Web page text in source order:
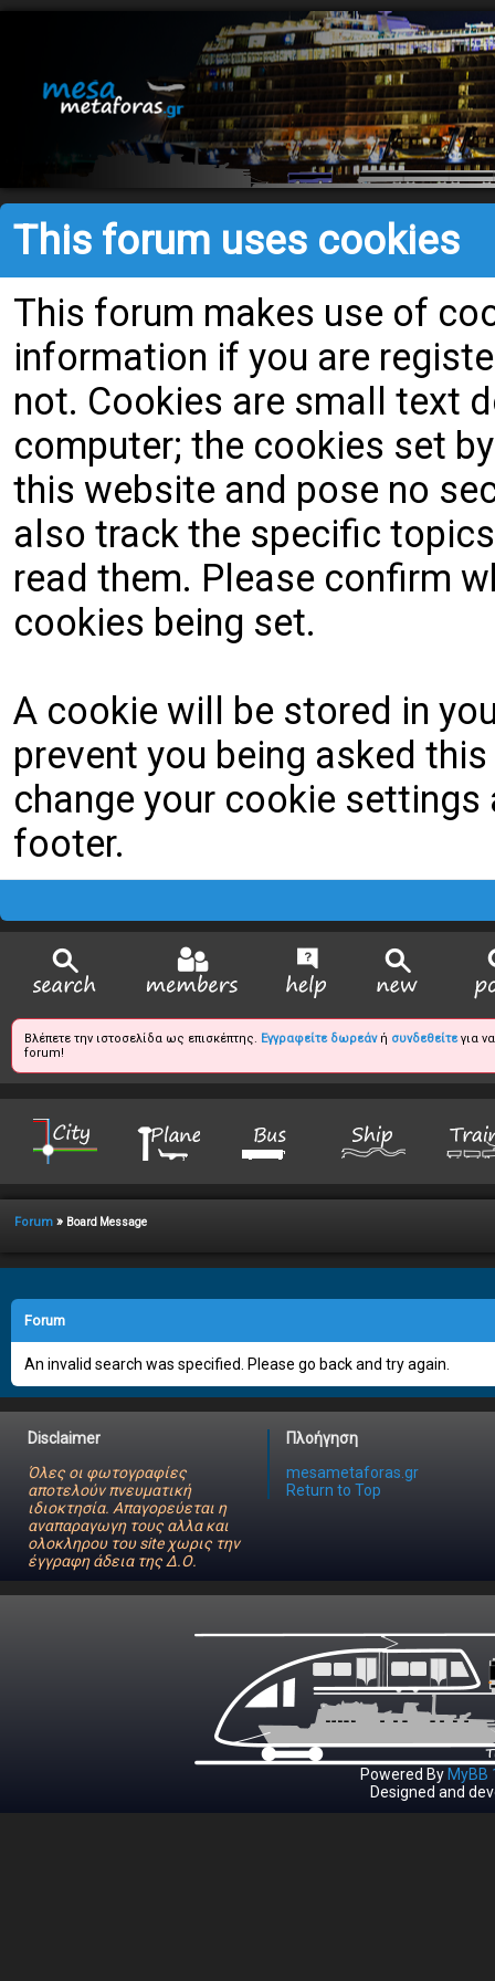
This forum uses cookies
This forum makes use of
information if you are
not. Cookies are small text
computer; the cookies set
this website and pose no
also track the specific
read them. Please confirm
cookies being set.
A cookie will be stored in
prevent you being asked
change your cookie
footer.
Βλέπετε την ιστοσελίδα ως επισκέπτης. Εγγραφείτε δωρεάνή συνδεθείτεγια
forum!
Forum » Board Message
Forum
An invalid search was specified. Please go back and try again.
Disclaimer
Όλες οι φωτογραφίες
αποτελούν πνευματική
ιδιοκτησία. Απαγορεύεται η
αναπαραγωγη τους αλλα και
ολοκληρου του site χωρις την
έγγραφη άδεια της Δ.Ο.
Πλοήγηση
mesametaforas.gr
Return to Top
Powered By MyBB
Designed and